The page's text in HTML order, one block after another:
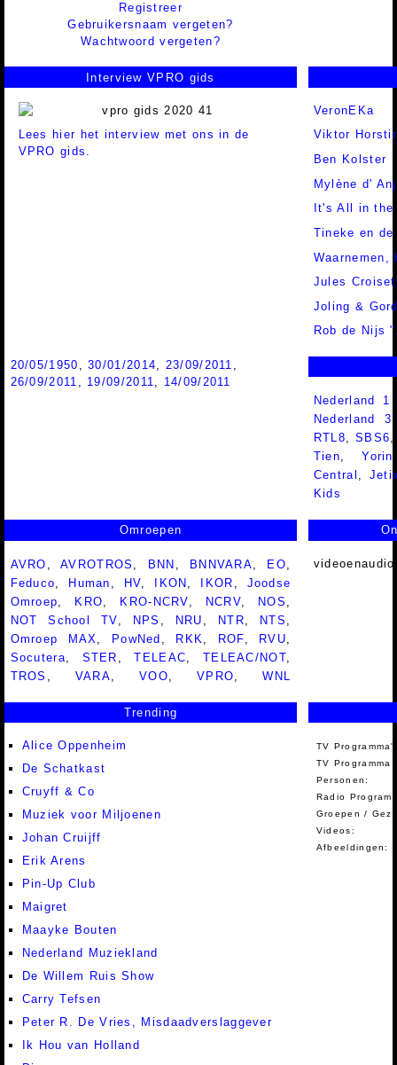
Registreer
Gebruikersnaam vergeten?
Wachtwoord vergeten?
Interview VPRO gids
Lees hier het interview met ons in de
VPRO gids.
VeronEKa
Viktor
Ben Kolster
Mylène d'
It's All in the
Tineke en de
Waarnemen,
Jules
Joling &
Rob de Nijs
20/05/1950 ,30/01/2014 23/09/2011
26/09/2011
19/09/2011
14/09/2011
Nederland
Nederland
RTL8 ,SBS6
Tien ,Yorin
Central
Kids
Omroepen
AVRO ,AVROTROS BNN BNNVARA EO
Feduco
Human HV IKON IKOR
Joodse
Omroep
KRO KRO-NCRV NCRV NOS
NOT School TV
NPS NRU NTR NTS
Omroep MAX
PowNed RKK ROF RVU
Socutera
STER ,TELEAC TELEAC/NOT
TROS
VARA ,VOO ,VPRO ,WNL
Trending
Alice Oppenheim
De Schatkast
Cruyff & Co
Muziek voor Miljoenen
Johan Cruijff
Erik Arens
Pin-Up Club
Maigret
Maayke Bouten
Nederland Muziekland
De Willem Ruis Show
Carry Tefsen
Peter R. De Vries, Misdaadverslaggever
Ik Hou van Holland
TV
TV Programma
Personen:
Radio
Groepen /
Videos:
Afbeeldingen: